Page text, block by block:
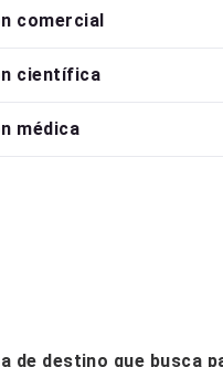
comercial
científica
médica
de destino que busca